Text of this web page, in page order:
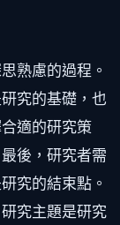
熟慮的過程。
究的基礎，也
適的研究策
後，研究者需
究的結束點。
究主題是研究